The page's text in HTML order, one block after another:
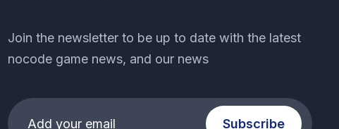
Join the newsletter to be up to date with the latest
nocode game news, and our news